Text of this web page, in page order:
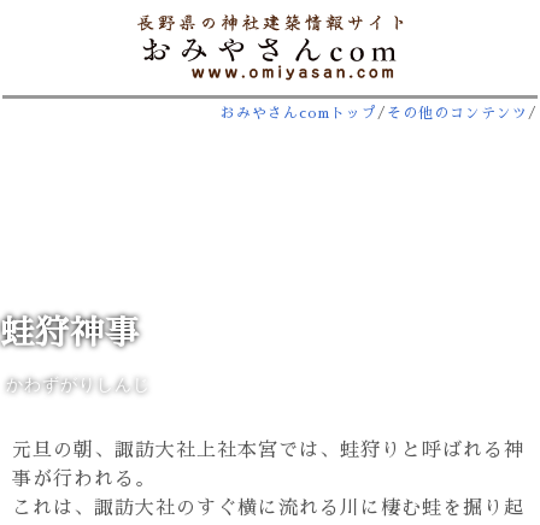
おみやさんcomトップ / その他のコンテンツ /
蛙狩神事
かわずがりしんじ
元旦の朝、諏訪大社上社本宮では、蛙狩りと呼ばれる神
事が行われる。
これは、諏訪大社のすぐ横に流れる川に棲む蛙を掘り起